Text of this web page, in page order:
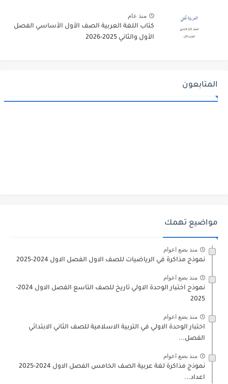
منذ عام
كتاب اللغة العربية الصف الأول الأساسي الفصل
الأول والثاني 2025-2026
المتابعون
مواضيع تهمك
منذ بضع اعوام
نموذج مذاكرة في الرياضيات للصف الاول الفصل الاول 2024-2025
منذ بضع اعوام
نموذج اختبار الوحدة الاولي تاريخ للصف التاسع الفصل الاول 2024-
2025
منذ بضع اعوام
اختبار الوحدة الاولي في التربية الاسلامية للصف الثاني الابتدائي
الفصل...
منذ بضع اعوام
نموذج مذاكرة لغة عربية الصف الخامس الفصل الاول 2024-2025
اعداد...